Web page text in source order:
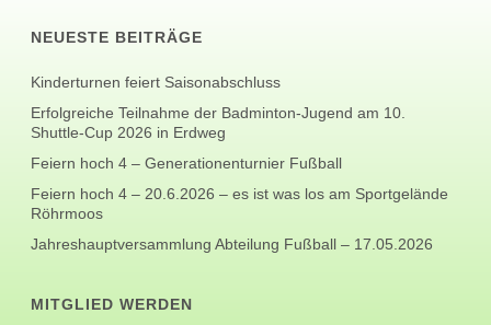
NEUESTE BEITRÄGE
Kinderturnen feiert Saisonabschluss
Erfolgreiche Teilnahme der Badminton-Jugend am 10.
Shuttle-Cup 2026 in Erdweg
Feiern hoch 4 – Generationenturnier Fußball
Feiern hoch 4 – 20.6.2026 – es ist was los am Sportgelände
Röhrmoos
Jahreshauptversammlung Abteilung Fußball – 17.05.2026
MITGLIED WERDEN